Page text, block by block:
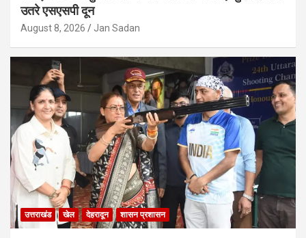
उतरे एसएसपी दून
August 8, 2026 Jan Sadan
उत्तराखंड खेल देहरादून शासन प्रशासन